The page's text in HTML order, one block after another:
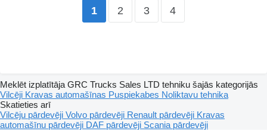
1 2 3 4
Meklēt izplatītāja GRC Trucks Sales LTD tehniku šajās kategorijās
Vilcēji Kravas automašīnas Puspiekabes Noliktavu tehnika
Skatieties arī
Vilcēju pārdevēji Volvo pārdevēji Renault pārdevēji Kravas
automašīnu pārdevēji DAF pārdevēji Scania pārdevēji